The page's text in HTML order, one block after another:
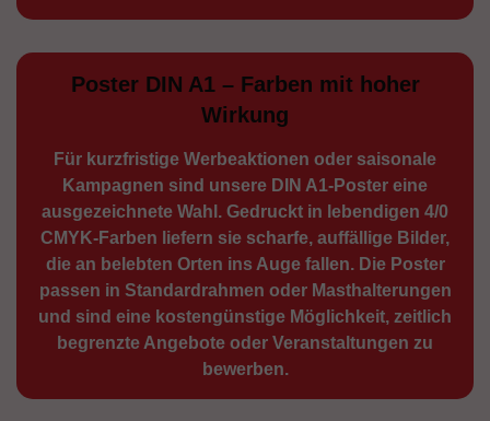
Poster DIN A1 – Farben mit hoher
Wirkung
Für kurzfristige Werbe­aktionen oder saisonale
Kampagnen sind unsere DIN A1-Poster eine
ausge­zeichnete Wahl. Gedruckt in lebendigen 4/0
CMYK-Farben liefern sie scharfe, auffällige Bilder,
die an belebten Orten ins Auge fallen. Die Poster
passen in Standardrahmen oder Masthalterungen
und sind eine kostengünstige Möglichkeit, zeitlich
begrenzte Angebote oder Veranstaltungen zu
bewerben.